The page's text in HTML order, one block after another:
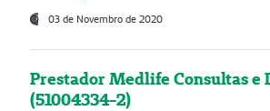
03 de Novembro de 2020
Prestador Medlife Consultas e
(51004334-2)